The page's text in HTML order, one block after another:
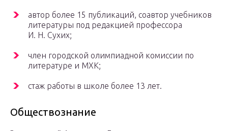
автор более 15 публикаций, соавтор учебников
литературы под редакцией профессора
И. Н. Сухих;
член городской олимпиадной комиссии по
литературе и МХК;
стаж работы в школе более 13 лет.
Обществознание